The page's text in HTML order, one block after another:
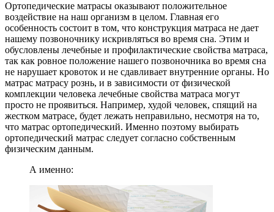
Ортопедические матрасы оказывают положительное
воздействие на наш организм в целом. Главная его
особенность состоит в том, что конструкция матраса не дает
нашему позвоночнику искривляться во время сна. Этим и
обусловлены лечебные и профилактические свойства матраса,
так как ровное положение нашего позвоночника во время сна
не нарушает кровоток и не сдавливает внутренние органы. Но
матрас матрасу рознь, и в зависимости от физической
комплекции человека лечебные свойства матраса могут
просто не проявиться. Например, худой человек, спящий на
жестком матрасе, будет лежать неправильно, несмотря на то,
что матрас ортопедический. Именно поэтому выбирать
ортопедический матрас следует согласно собственным
физическим данным.
А именно: